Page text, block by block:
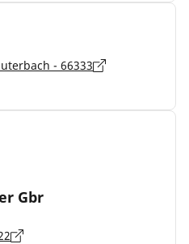
- 66333
Gbr